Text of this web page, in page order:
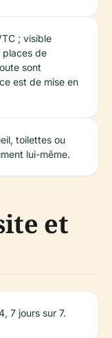
; visible
places de
sont
est de mise en
toilettes ou
lui-même.
et
7 jours sur 7.